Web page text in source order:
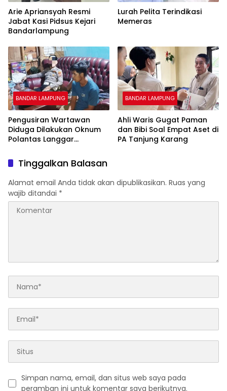
Arie Apriansyah Resmi
Jabat Kasi Pidsus Kejari
Bandarlampung
Lurah Pelita Terindikasi
Memeras
BANDAR LAMPUNG
Pengusiran Wartawan
Diduga Dilakukan Oknum
Polantas Langgar
BANDAR LAMPUNG
Ahli Waris Gugat Paman
dan Bibi Soal Empat Aset di
PA Tanjung Karang
Tinggalkan Balasan
Alamat email Anda tidak akan dipublikasikan. Ruas yang
wajib ditandai *
Simpan nama, email, dan situs web saya pada
peramban ini untuk komentar saya berikutnya.